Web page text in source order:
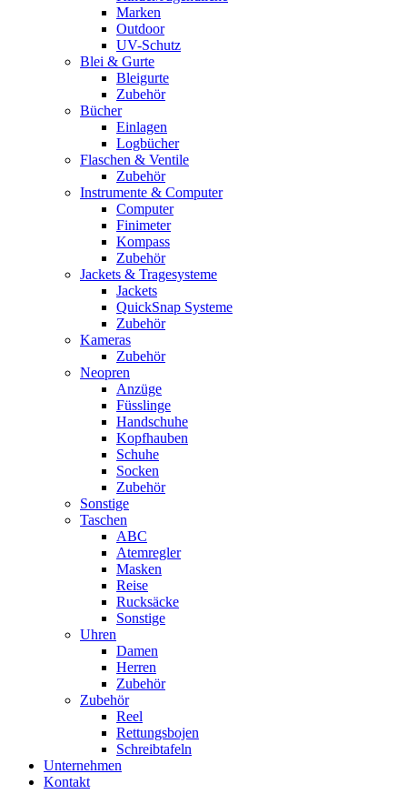
Marken
Outdoor
UV-Schutz
Blei & Gurte
Bleigurte
Zubehör
Bücher
Einlagen
Logbücher
Flaschen & Ventile
Zubehör
Instrumente & Computer
Computer
Finimeter
Kompass
Zubehör
Jackets & Tragesysteme
Jackets
QuickSnap Systeme
Zubehör
Kameras
Zubehör
Neopren
Anzüge
Füsslinge
Handschuhe
Kopfhauben
Schuhe
Socken
Zubehör
Sonstige
Taschen
ABC
Atemregler
Masken
Reise
Rucksäcke
Sonstige
Uhren
Damen
Herren
Zubehör
Zubehör
Reel
Rettungsbojen
Schreibtafeln
Unternehmen
Kontakt